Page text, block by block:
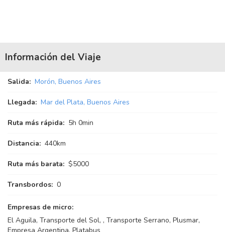
Información del Viaje
Salida: Morón, Buenos Aires
Llegada: Mar del Plata, Buenos Aires
Ruta más rápida: 5h 0min
Distancia: 440km
Ruta más barata: $5000
Transbordos: 0
Empresas de micro:
El Aguila, Transporte del Sol, , Transporte Serrano, Plusmar,